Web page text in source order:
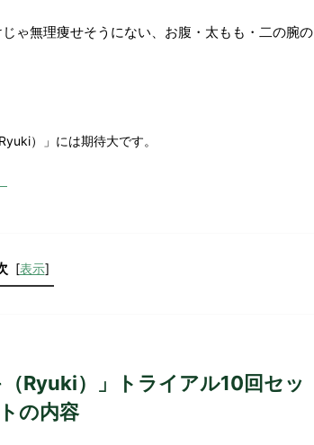
ゃ無理痩せそうにない、お腹・太もも・二の腕の
）」には期待大です。
[表示]
（Ryuki）」トライアル10回セッ
トの内容